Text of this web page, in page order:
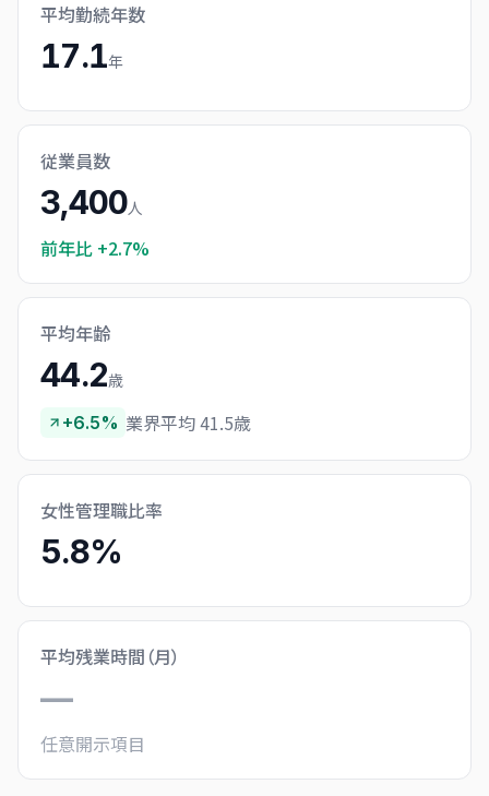
平均勤続年数
17.1年
従業員数
3,400人
前年比 +2.7%
平均年齢
44.2歳
+6.5% 業界平均 41.5歳
女性管理職比率
5.8%
平均残業時間（月）
—
任意開示項目